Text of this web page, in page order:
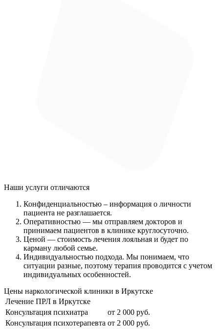
Наши услуги отличаются
Конфиденциальностью – информация о личности
пациента не разглашается.
Оперативностью — мы отправляем докторов и
принимаем пациентов в клинике круглосуточно.
Ценой — стоимость лечения лояльная и будет по
карману любой семье.
Индивидуальностью подхода. Мы понимаем, что
ситуации разные, поэтому терапия проводится с учетом
индивидуальных особенностей.
Цены наркологической клиники в Иркутске
Лечение ПРЛ в Иркутске
Консультация психиатра
от 2 000 руб.
Консультация психотерапевта от 2 000 руб.